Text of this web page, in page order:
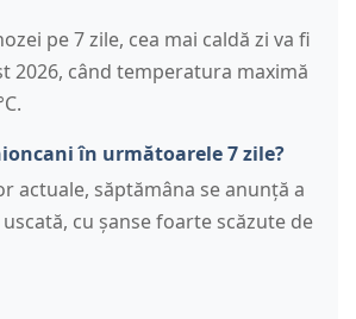
pe 7 zile, cea mai caldă zi va fi
2026, când temperatura maximă
în următoarele 7 zile?
actuale, săptămâna se anunță a
cu șanse foarte scăzute de